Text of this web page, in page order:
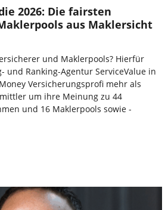
2026: Die fairsten
aus Maklersicht
und Maklerpools? Hierfür
und Ranking-Agentur ServiceValue in
Versicherungsprofi mehr als
um ihre Meinung zu 44
und 16 Maklerpools sowie -